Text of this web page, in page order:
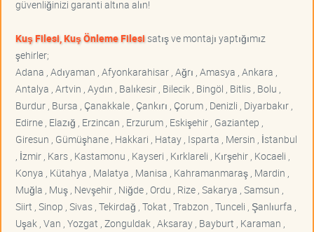
güvenliğinizi garanti altına alın!
Kuş Filesi, Kuş Önleme Filesisatış ve montajı yaptığımız
şehirler;
Adana , Adıyaman , Afyonkarahisar , Ağrı , Amasya , Ankara ,
Antalya , Artvin , Aydın , Balıkesir , Bilecik , Bingöl , Bitlis , Bolu ,
Burdur , Bursa , Çanakkale , Çankırı , Çorum , Denizli , Diyarbakır ,
Edirne , Elazığ , Erzincan , Erzurum , Eskişehir , Gaziantep ,
Giresun , Gümüşhane , Hakkari , Hatay , Isparta , Mersin , İstanbul
, İzmir , Kars , Kastamonu , Kayseri , Kırklareli , Kırşehir , Kocaeli ,
Konya , Kütahya , Malatya , Manisa , Kahramanmaraş , Mardin ,
Muğla , Muş , Nevşehir , Niğde , Ordu , Rize , Sakarya , Samsun ,
Siirt , Sinop , Sivas , Tekirdağ , Tokat , Trabzon , Tunceli , Şanlıurfa ,
Uşak , Van , Yozgat , Zonguldak , Aksaray , Bayburt , Karaman ,